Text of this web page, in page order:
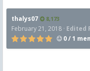
thalys07 8,173
February 21, 2018 · Edited
0 / 1